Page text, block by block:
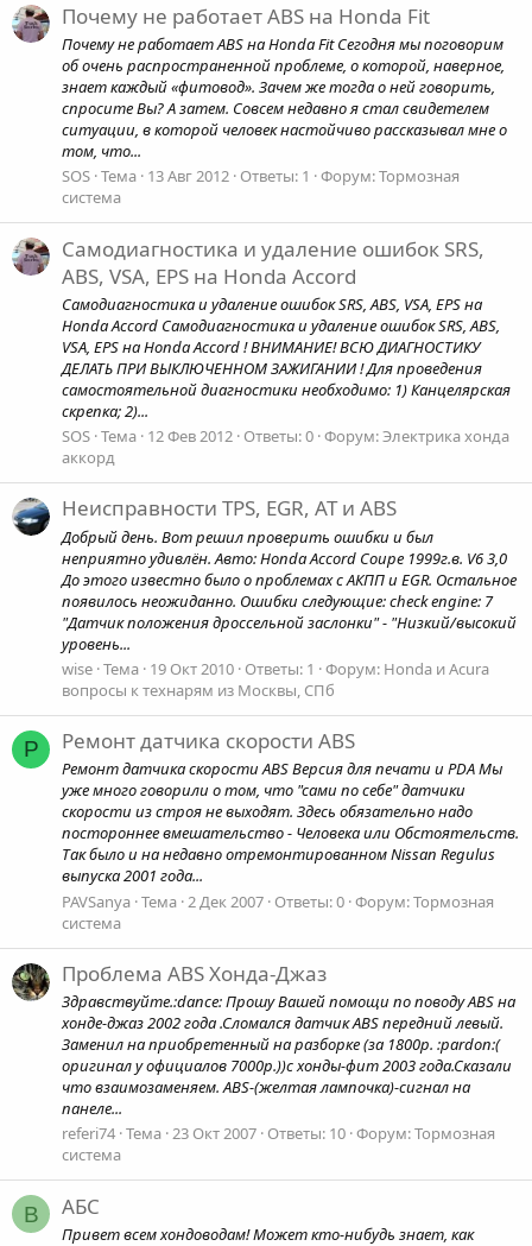
Почему не работает ABS на Honda Fit
Почему не работает ABS на Honda Fit Сегодня мы поговорим
об очень распространенной проблеме, о которой, наверное,
знает каждый «фитовод». Зачем же тогда о ней говорить,
спросите Вы? А затем. Совсем недавно я стал свидетелем
ситуации, в которой человек настойчиво рассказывал мне о
том, что...
SOS Тема 13 Авг 2012 Ответы: 1 Форум:Тормозная
система
Самодиагностика и удаление ошибок SRS,
ABS, VSA, EPS на Honda Accord
Самодиагностика и удаление ошибок SRS, ABS, VSA, EPS на
Honda Accord Самодиагностика и удаление ошибок SRS, ABS,
VSA, EPS на Honda Accord ! ВНИМАНИЕ! ВСЮ ДИАГНОСТИКУ
ДЕЛАТЬ ПРИ ВЫКЛЮЧЕННОМ ЗАЖИГАНИИ ! Для проведения
самостоятельной диагностики необходимо: 1) Канцелярская
скрепка; 2)...
SOS Тема 12 Фев 2012 Ответы: 0 Форум:Электрика хонда
аккорд
Неисправности TPS, EGR, AT и ABS
Добрый день. Вот решил проверить ошибки и был
неприятно удивлён. Авто: Honda Accord Coupe 1999г.в. V6 3,0
До этого известно было о проблемах с АКПП и EGR. Остальное
появилось неожиданно. Ошибки следующие: check engine: 7
"Датчик положения дроссельной заслонки" - "Низкий/высокий
уровень...
wise Тема 19 Окт 2010 Ответы: 1 Форум: Honda и Acura
вопросы к технарям из Москвы, СПб
P Ремонт датчика скорости ABS
Ремонт датчика скорости ABS Версия для печати и PDA Мы
уже много говорили о том, что "сами по себе" датчики
скорости из строя не выходят. Здесь обязательно надо
постороннее вмешательство - Человека или Обстоятельств.
Так было и на недавно отремонтированном Nissan Regulus
выпуска 2001 года...
PAVSanya Тема 2 Дек 2007 Ответы: 0 Форум:Тормозная
система
Проблема ABS Хонда-Джаз
Здравствуйте.:dance: Прошу Вашей помощи по поводу ABS на
хонде-джаз 2002 года .Сломался датчик ABS передний левый.
Заменил на приобретенный на разборке (за 1800р. :pardon:(
оригинал у официалов 7000р.))с хонды-фит 2003 года.Сказали
что взаимозаменяем. ABS-(желтая лампочка)-сигнал на
панеле...
referi74 Тема 23 Окт 2007 Ответы: 10 Форум:Тормозная
система
B АБС
Привет всем хондоводам! Может кто-нибудь знает, как